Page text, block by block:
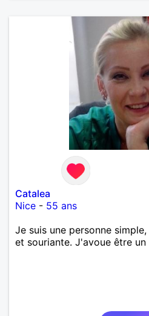
Catalea
Nice - 55 ans
Je suis une personne
et souriante. J'avoue être